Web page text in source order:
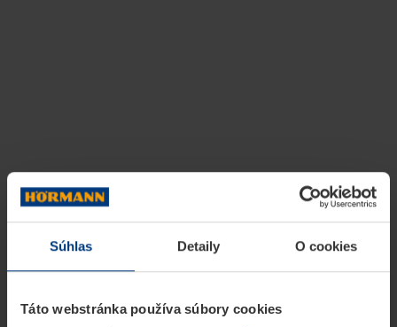
Súhlas Detaily O cookies
Táto webstránka používa súbory cookies